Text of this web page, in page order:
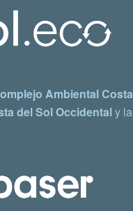
Ambiental
del Sol Occidentaly